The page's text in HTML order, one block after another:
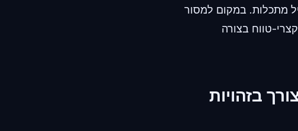
מתכלות. במקום למסור
טווח בצורה
בזהויות